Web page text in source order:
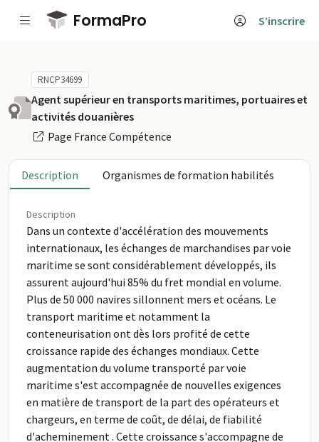
Passer au contenu principal
FormaPro S’inscrire
RNCP34699
Agent supérieur en transports maritimes, portuaires et
activités douanières
Page France Compétence
Description Organismes de formation habilités
Description
Dans un contexte d'accélération des mouvements
internationaux, les échanges de marchandises par voie
maritime se sont considérablement développés, ils
assurent aujourd'hui 85% du fret mondial en volume.
Plus de 50 000 navires sillonnent mers et océans. Le
transport maritime et notamment la
conteneurisation ont dès lors profité de cette
croissance rapide des échanges mondiaux. Cette
augmentation du volume transporté par voie
maritime s'est accompagnée de nouvelles exigences
en matière de transport de la part des opérateurs et
chargeurs, en terme de coût, de délai, de fiabilité
d'acheminement . Cette croissance s'accompagne de